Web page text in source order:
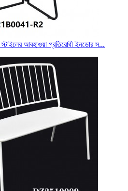
আবহাওয়া প্রতিরোধী ইনডোর স...